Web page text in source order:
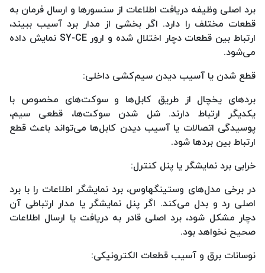
برد اصلی وظیفه دریافت اطلاعات از سنسورها و ارسال فرمان به
قطعات مختلف را دارد. اگر بخشی از مدار برد آسیب ببیند،
ارتباط بین قطعات دچار اختلال شده و ارور SY-CE نمایش داده
می‌شود.
قطع شدن یا آسیب دیدن سیم‌کشی داخلی:
بردهای یخچال از طریق کابل‌ها و سوکت‌های مخصوص با
یکدیگر ارتباط دارند. شل شدن سوکت‌ها، قطعی سیم،
پوسیدگی اتصالات یا آسیب دیدن کابل‌ها می‌تواند باعث قطع
ارتباط بین بردها شود.
خرابی برد نمایشگر یا پنل کنترل:
در برخی مدل‌های وستینگهاوس، برد نمایشگر اطلاعات را با برد
اصلی رد و بدل می‌کند. اگر پنل نمایشگر یا مدار ارتباطی آن
دچار مشکل شود، برد اصلی قادر به دریافت یا ارسال اطلاعات
صحیح نخواهد بود.
نوسانات برق و آسیب قطعات الکترونیکی: